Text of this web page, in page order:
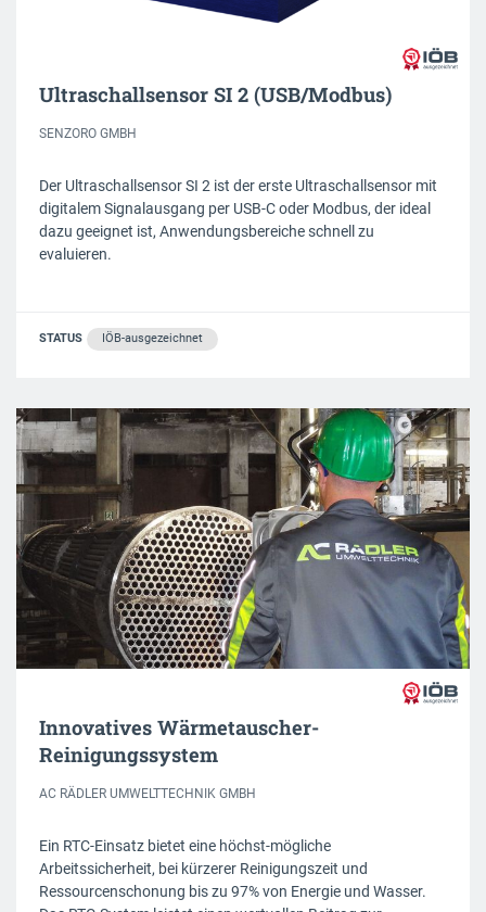
Ultraschallsensor SI 2 (USB/Modbus)
SENZORO GMBH
Der Ultraschallsensor SI 2 ist der erste Ultraschallsensor mit
digitalem Signalausgang per USB-C oder Modbus, der ideal
dazu geeignet ist, Anwendungsbereiche schnell zu
evaluieren.
STATUS IÖB-ausgezeichnet
Innovatives Wärmetauscher-
Reinigungssystem
AC RÄDLER UMWELTTECHNIK GMBH
Ein RTC-Einsatz bietet eine höchst-mögliche
Arbeitssicherheit, bei kürzerer Reinigungszeit und
Ressourcenschonung bis zu 97% von Energie und Wasser.